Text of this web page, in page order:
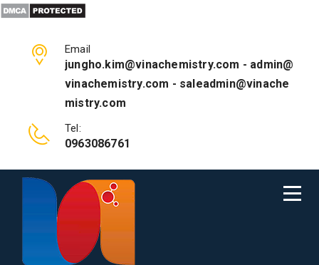
Email
jungho.kim@vinachemistry.com - admin@
vinachemistry.com - saleadmin@vinache
mistry.com
Tel:
0963086761